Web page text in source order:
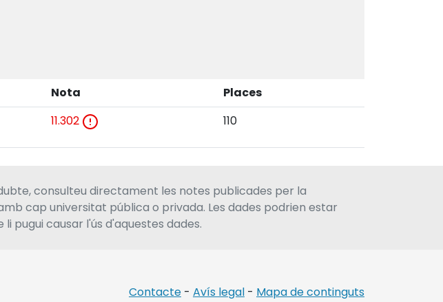
Nota
Places
11.302 110
consulteu directament les notes publicades per la
cap universitat pública o privada. Les dades podrien estar
pugui causar l'ús d'aquestes dades.
Contacte - Avís legal - Mapa de continguts